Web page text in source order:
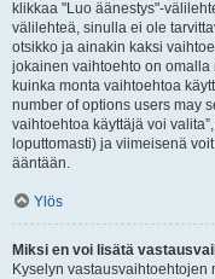
klikkaa "Luo äänestys"-
välilehteä, sinulla ei ole
otsikko ja ainakin kaksi
jokainen vaihtoehto on omalla
kuinka monta vaihtoehtoa
number of options users may
vaihtoehtoa käyttäjä voi
loputtomasti) ja viimeisenä
ääntään.
Ylös
Miksi en voi lisätä
Kyselyn